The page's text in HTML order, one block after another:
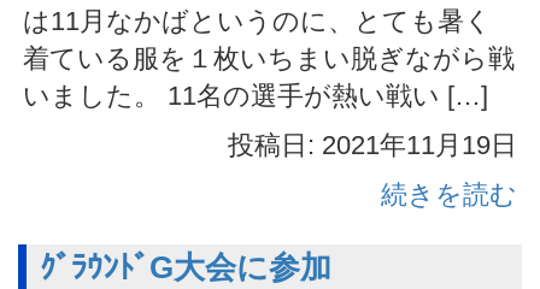
は11月なかばというのに、とても暑く
着ている服を１枚いちまい脱ぎながら戦
いました。 11名の選手が熱い戦い […]
投稿日: 2021年11月19日
続きを読む
ｸﾞﾗｳﾝﾄﾞG大会に参加